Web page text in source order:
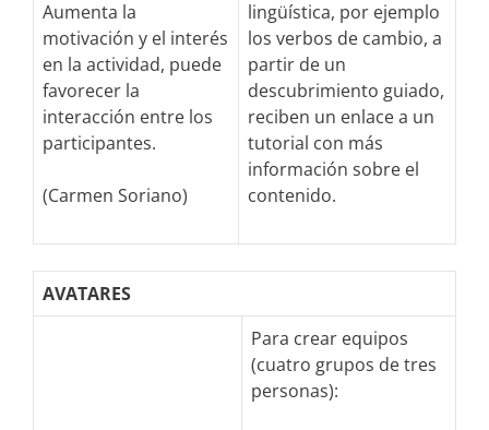
Aumenta la
motivación y el interés
en la actividad, puede
favorecer la
interacción entre los
participantes.
(Carmen Soriano)
lingüística, por ejemplo
los verbos de cambio, a
partir de un
descubrimiento guiado,
reciben un enlace a un
tutorial con más
información sobre el
contenido.
AVATARES
Para crear equipos
(cuatro grupos de tres
personas):